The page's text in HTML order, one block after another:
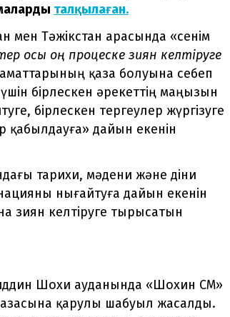
талқылаған.
мен Тәжікстан арасында «сенім
осы оң процеске зиян келтіруге
қаза болуына себеп
бірлескен әрекеттің маңызын
бірлескен тергеулер жүргізуге
қабылдауға» дайын екенін
тарихи, мәдени және діни
нығайтуға дайын екенін
зиян келтіруге тырысатын
Шохи ауданында «Шохин СМ»
қарулы шабуыл жасалды.